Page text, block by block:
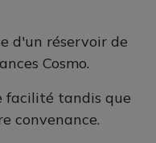
d'un réservoir de
Cosmo.
facilité tandis que
convenance.